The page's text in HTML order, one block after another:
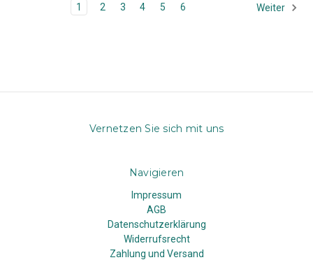
1 2 3 4 5 6 Weiter
Vernetzen Sie sich mit uns
Navigieren
Impressum
AGB
Datenschutzerklärung
Widerrufsrecht
Zahlung und Versand